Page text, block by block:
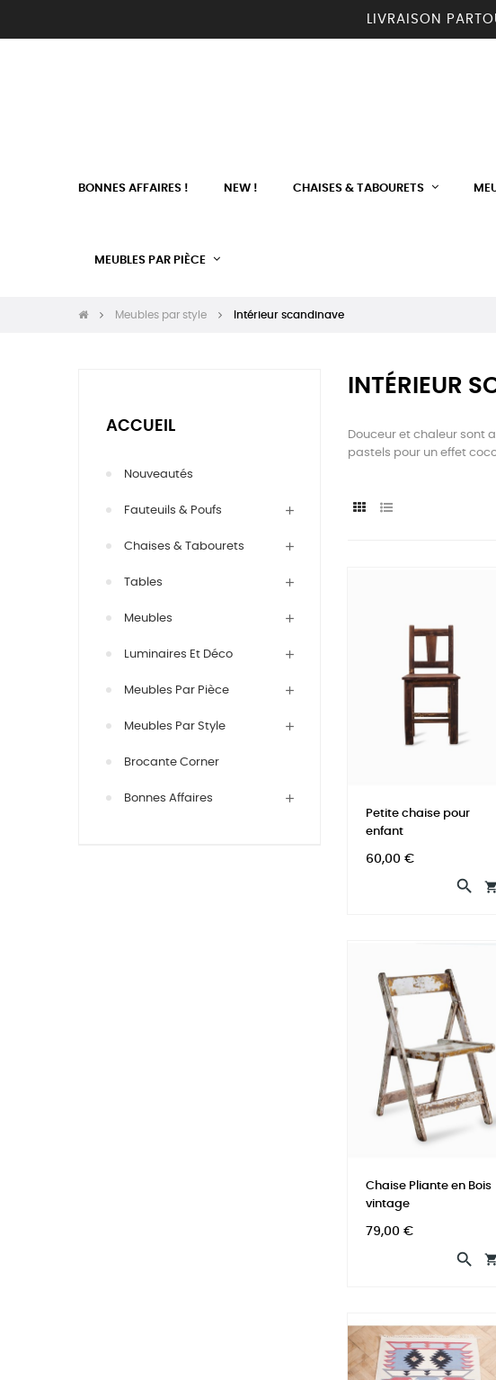
LIVRAISON
BONNES AFFAIRES ! NEW ! CHAISES & TABOURETS
MEUBLES PAR PIÈCE
Meubles par style Intérieur scandinave
ACCUEIL
Nouveautés
Fauteuils & Poufs
Chaises & Tabourets
Tables
Meubles
Luminaires Et Déco
Meubles Par Pièce
Meubles Par Style
Brocante Corner
Bonnes Affaires
INTÉRIEUR
Douceur et chaleur sont
pastels pour un effet
Petite chaise pour
enfant
Prix
60,00 €


Chaise Pliante en Bois
vintage
Prix
79,00 €

